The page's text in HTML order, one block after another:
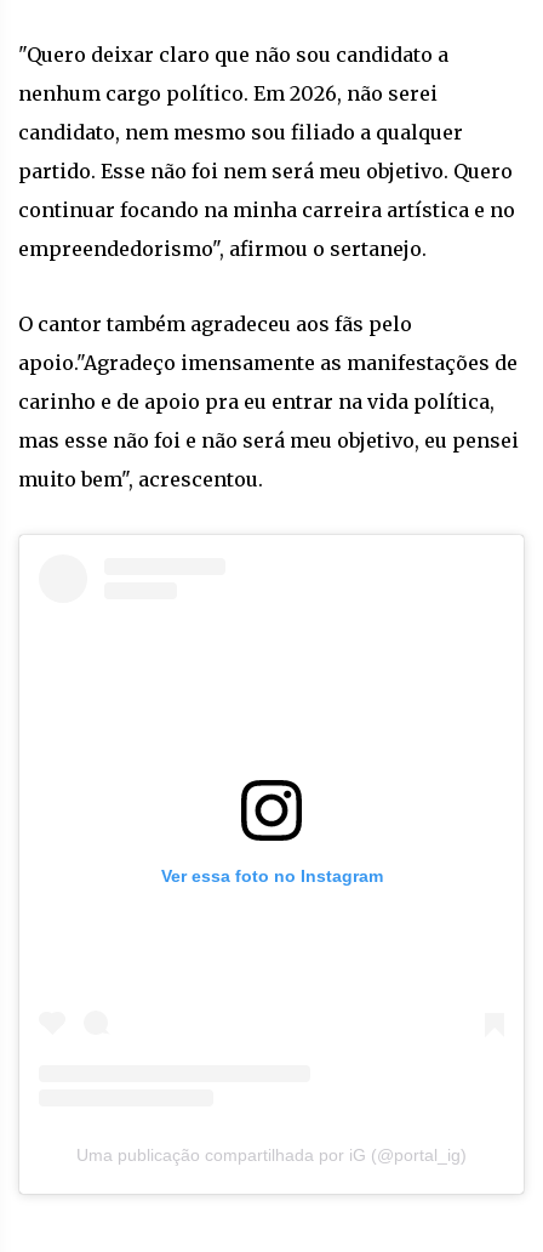
"Quero deixar claro que não sou candidato a
nenhum cargo político. Em 2026, não serei
candidato, nem mesmo sou filiado a qualquer
partido. Esse não foi nem será meu objetivo. Quero
continuar focando na minha carreira artística e no
empreendedorismo", afirmou o sertanejo.
O cantor também agradeceu aos fãs pelo
apoio."Agradeço imensamente as manifestações de
carinho e de apoio pra eu entrar na vida política,
mas esse não foi e não será meu objetivo, eu pensei
muito bem", acrescentou.
Ver essa foto no Instagram
Uma publicação compartilhada por iG (@portal_ig)